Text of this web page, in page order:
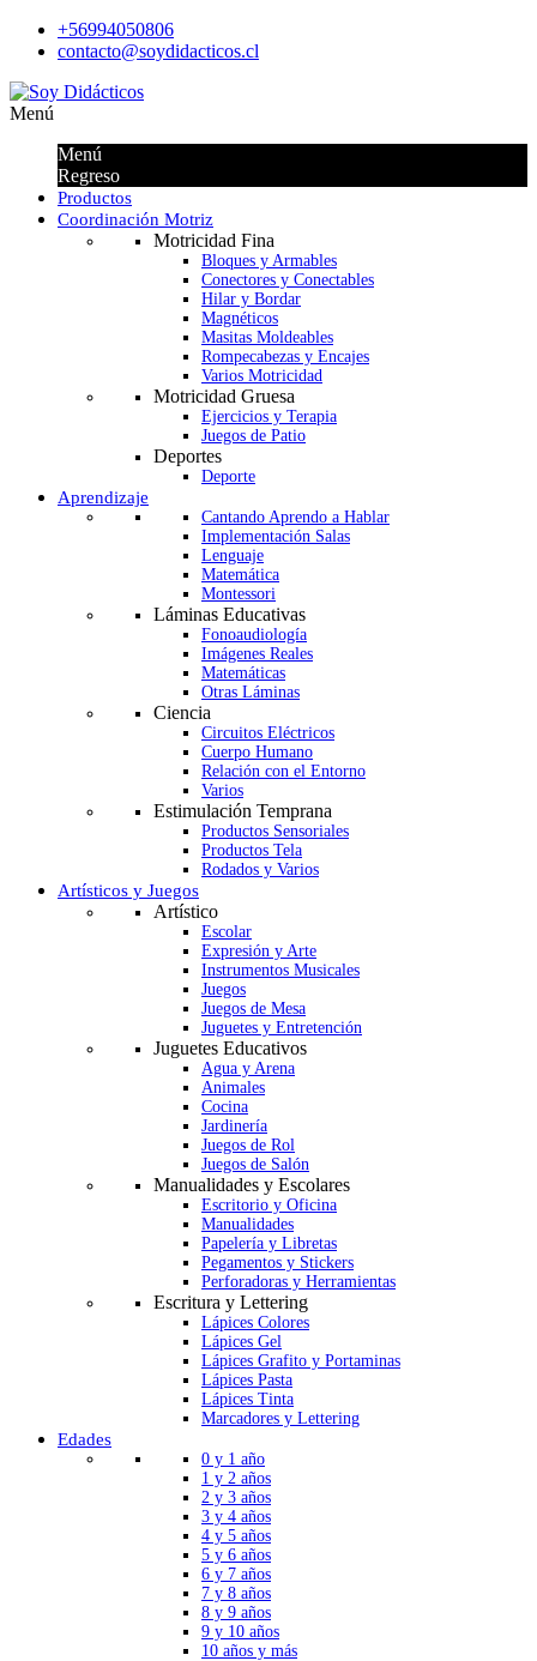
+56994050806
contacto@soydidacticos.cl
Menú
Menú
Regreso
Productos
Coordinación Motriz
Motricidad Fina
Bloques y Armables
Conectores y Conectables
Hilar y Bordar
Magnéticos
Masitas Moldeables
Rompecabezas y Encajes
Varios Motricidad
Motricidad Gruesa
Ejercicios y Terapia
Juegos de Patio
Deportes
Deporte
Aprendizaje
Cantando Aprendo a Hablar
Implementación Salas
Lenguaje
Matemática
Montessori
Láminas Educativas
Fonoaudiología
Imágenes Reales
Matemáticas
Otras Láminas
Ciencia
Circuitos Eléctricos
Cuerpo Humano
Relación con el Entorno
Varios
Estimulación Temprana
Productos Sensoriales
Productos Tela
Rodados y Varios
Artísticos y Juegos
Artístico
Escolar
Expresión y Arte
Instrumentos Musicales
Juegos
Juegos de Mesa
Juguetes y Entretención
Juguetes Educativos
Agua y Arena
Animales
Cocina
Jardinería
Juegos de Rol
Juegos de Salón
Manualidades y Escolares
Escritorio y Oficina
Manualidades
Papelería y Libretas
Pegamentos y Stickers
Perforadoras y Herramientas
Escritura y Lettering
Lápices Colores
Lápices Gel
Lápices Grafito y Portaminas
Lápices Pasta
Lápices Tinta
Marcadores y Lettering
Edades
0 y 1 año
1 y 2 años
2 y 3 años
3 y 4 años
4 y 5 años
5 y 6 años
6 y 7 años
7 y 8 años
8 y 9 años
9 y 10 años
10 años y más